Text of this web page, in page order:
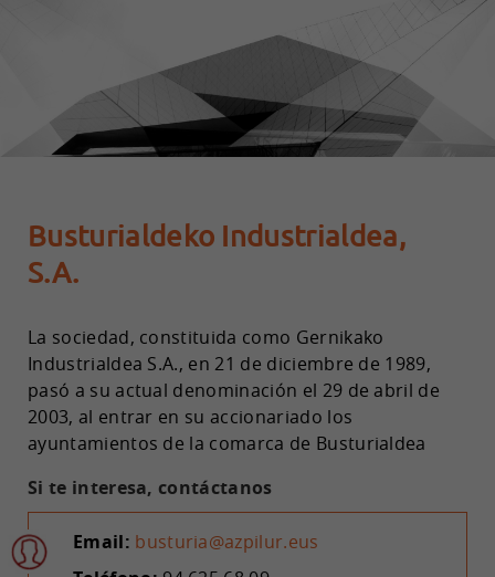
Busturialdeko Industrialdea,
S.A.
La sociedad, constituida como Gernikako
Industrialdea S.A., en 21 de diciembre de 1989,
pasó a su actual denominación el 29 de abril de
2003, al entrar en su accionariado los
ayuntamientos de la comarca de Busturialdea
Si te interesa, contáctanos
Email: busturia@azpilur.eus